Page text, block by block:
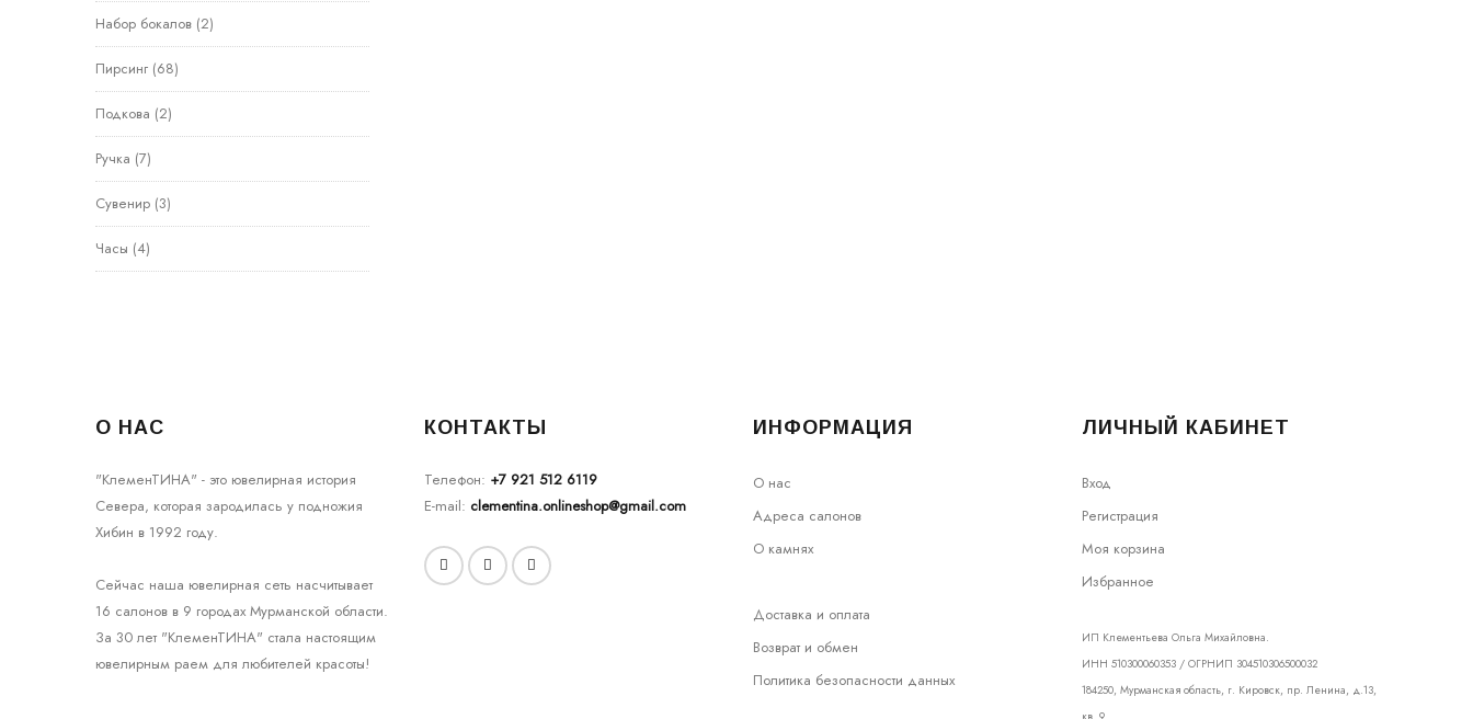
Набор бокалов (2)
Пирсинг (68)
Подкова (2)
Ручка (7)
Сувенир (3)
Часы (4)
О НАС
"КлеменТИНА" - это ювелирная история
Севера, которая зародилась у подножия
Хибин в 1992 году.
Сейчас наша ювелирная сеть насчитывает
16 салонов в 9 городах Мурманской области.
За 30 лет "КлеменТИНА" стала настоящим
ювелирным раем для любителей красоты!
КОНТАКТЫ
Телефон: +7 921 512 6119
E-mail: clementina.onlineshop@gmail.com
ИНФОРМАЦИЯ
О нас
Адреса салонов
О камнях
Доставка и оплата
Возврат и обмен
Политика безопасности данных
ЛИЧНЫЙ КАБИНЕТ
Вход
Регистрация
Моя корзина
Избранное
ИП Клементьева Ольга Михайловна.
ИНН 510300060353 / ОГРНИП 304510306500032
184250, Мурманская область, г. Кировск, пр. Ленина, д.13,